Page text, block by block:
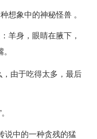
想象中的神秘怪兽 。
羊身，眼睛在腋下，
由于吃得太多，最后
说中的一种贪残的猛